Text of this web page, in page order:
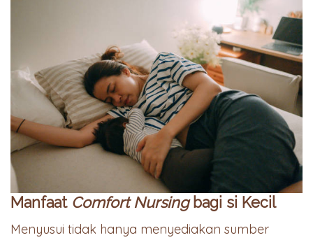
Manfaat Comfort Nursingbagi si Kecil
Menyusui tidak hanya menyediakan sumber